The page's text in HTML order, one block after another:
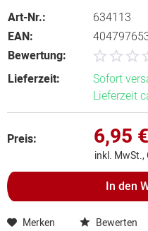
Art-Nr.:
634113
EAN:
Bewertung:
Lieferzeit:
Sofort
Lieferzeit
Preis: 6,95 €
inkl. MwSt.,
In den
Merken Bewerten